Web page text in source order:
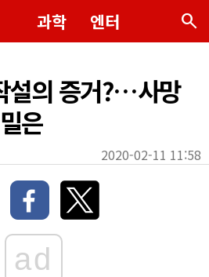
과학 엔터 search
설의 증거?…사망
은
2020-02-11 11:58
ad